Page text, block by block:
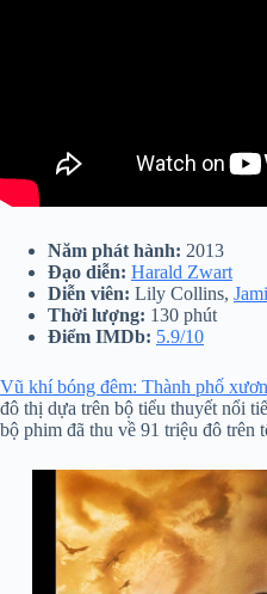
Năm phát hành: 2013
Đạo diễn: Harald Zwart
Diễn viên: Lily Collins,
Thời lượng: 130 phút
Điểm IMDb: 5.9/10
Vũ khí bóng đêm: Thành phố
đô thị dựa trên bộ tiểu thuyết nổi
bộ phim đã thu về 91 triệu đô trên